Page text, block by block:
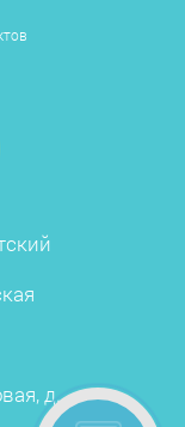
д.